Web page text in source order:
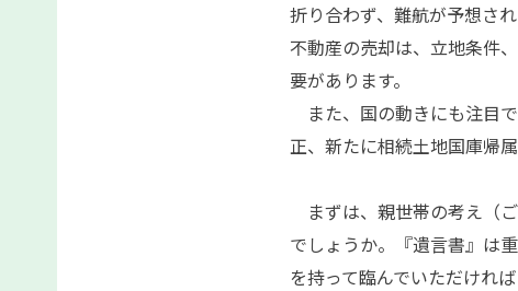
折り合わず、難航が予想され
不動産の売却は、立地条件
要があります。
また、国の動きにも注目
正、新たに相続土地国庫帰
まずは、親世帯の考え（
でしょうか。『遺言書』は
を持って臨んでいただければ